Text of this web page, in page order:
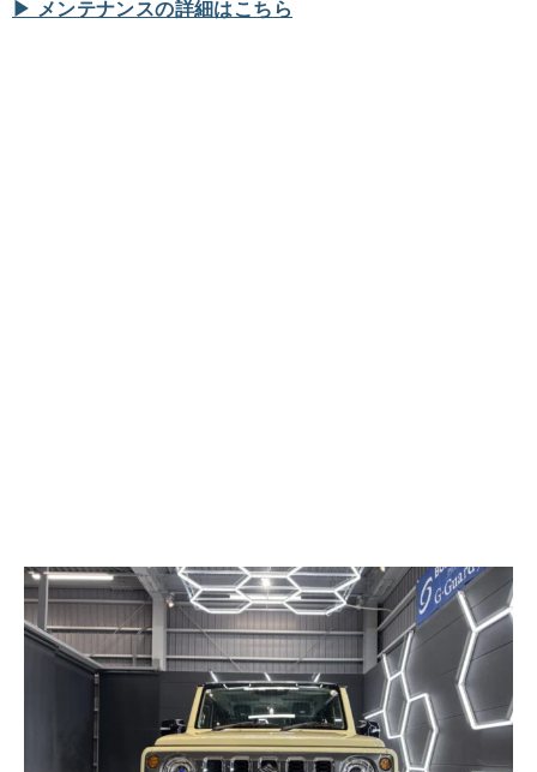
▶︎ メンテナンスの詳細はこちら